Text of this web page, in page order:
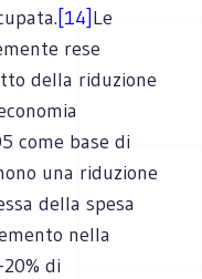
[14]Le
rese
della riduzione
come base di
una riduzione
della spesa
nella
di